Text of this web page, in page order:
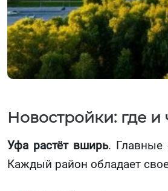
Новостройки: где и
Уфа растёт вширь. Главные
Каждый район обладает